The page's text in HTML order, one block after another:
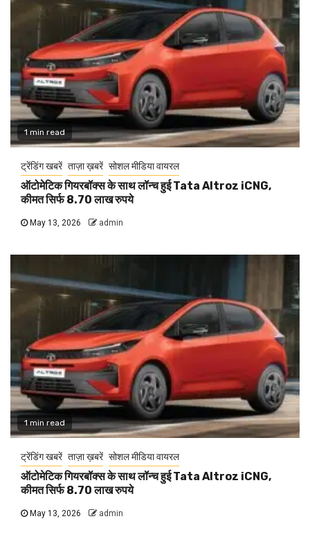
1 min read
ट्रेंडिंग खबरें ताज़ा ख़बरें सोशल मीडिया वायरल
ऑटोमेटिक गियरबॉक्स के साथ लॉन्च हुई Tata Altroz iCNG,
कीमत सिर्फ 8.70 लाख रुपये
May 13, 2026 admin
1 min read
ट्रेंडिंग खबरें ताज़ा ख़बरें सोशल मीडिया वायरल
ऑटोमेटिक गियरबॉक्स के साथ लॉन्च हुई Tata Altroz iCNG,
कीमत सिर्फ 8.70 लाख रुपये
May 13, 2026 admin